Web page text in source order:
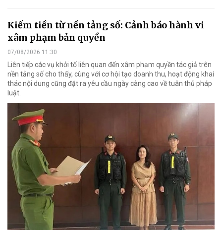
Kiếm tiền từ nền tảng số: Cảnh báo hành vi
xâm phạm bản quyền
07/08/2026 11:30
Liên tiếp các vụ khởi tố liên quan đến xâm phạm quyền tác giả trên
nền tảng số cho thấy, cùng với cơ hội tạo doanh thu, hoạt động khai
thác nội dung cũng đặt ra yêu cầu ngày càng cao về tuân thủ pháp
luật.